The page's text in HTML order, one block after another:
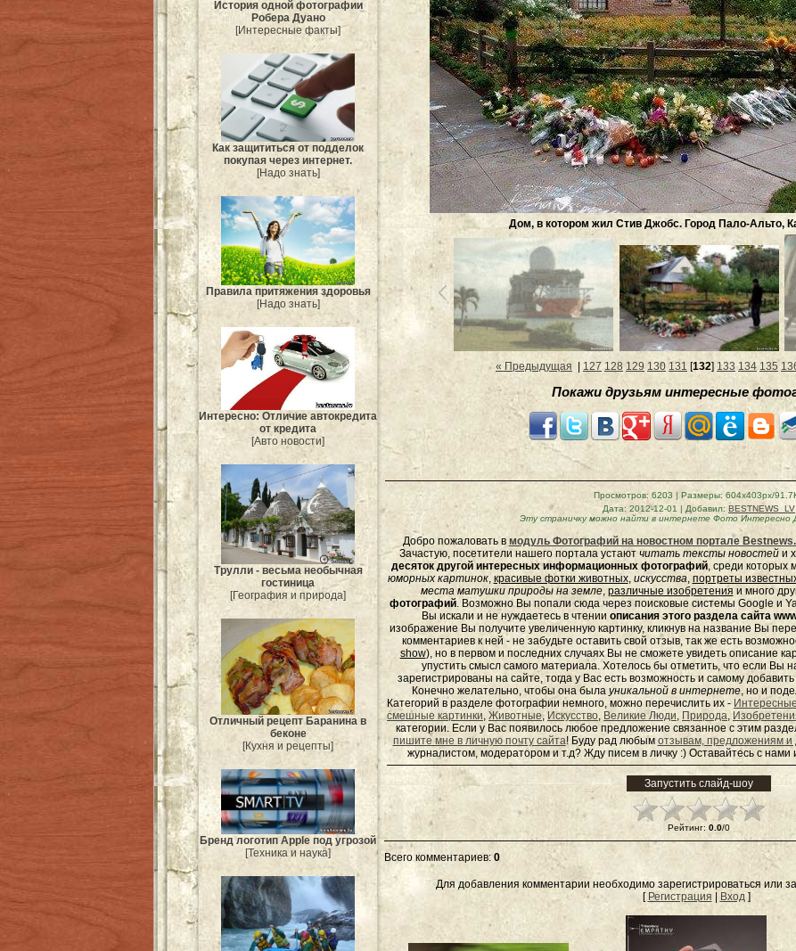
История одной фотографии
Робера Дуано
[Интересные факты]
Как защититься от подделок
покупая через интернет.
[Надо знать]
Правила притяжения здоровья
[Надо знать]
Интересно: Отличие автокредита
от кредита
[Авто новости]
Трулли - весьма необычная
гостиница
[География и природа]
Отличный рецепт Баранина в
беконе
[Кухня и рецепты]
Бренд логотип Apple под угрозой
[Техника и наука]
Дом, в котором жил Стив Джобс. Город Пало-Альто,
« Предыдущая 127 128 129 130 131 [132] 133 134 135
Покажи друзьям интересные
Просмотров: 6203 | Размеры: 604x403px/
Дата: 2012-12-01 | Добавил: BESTNEWS_LV
Эту страничку можно найти в интернете Фото Интересно
Добро пожаловать в модуль Фотографий на новостном портале
Зачастую, посетители нашего портала устают читать тексты новостейи
десяток другой интересных информационных фотографий, среди которых
юморныхкартинок, красивые фотки животных, искусства, портреты
места матушки природы на земле, различные изобретения и много
фотографий. Возможно Вы попали сюда через поисковые системы Google и
Вы искали и не нуждаетесь в чтении описания этого раздела сайта
изображение Вы получите увеличенную картинку, кликнув на название Вы
комментариев к ней - не забудьте оставить свой отзыв, так же есть
show), но в первом и последних случаях Вы не сможете увидеть описание
упустить смысл самого материала. Хотелось бы отметить, что если Вы
зарегистрированы на сайте, тогда у Вас есть возможность и самому
Конечно желательно, чтобы она была уникальной в интернете, но и
Категорий в разделе фотографии немного, можно перечислить их -
смешные картинки, Животные, Искусство, Великие Люди, Природа,
категории. Если у Вас появилось любое предложение связанное с этим
пишите мне в личную почту сайта! Буду рад любым отзывам, предложениям и
журналистом, модератором и т.д? Жду писем в личку:) Оставайтесь с нами
Рейтинг: 0.0/0
Всего комментариев: 0
Для добавления комментарии необходимо зарегистрироваться или
[ Регистрация Вход]